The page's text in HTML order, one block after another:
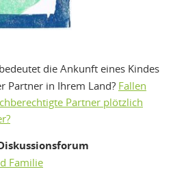
die Ankunft eines Kindes
Partner in Ihrem Land? Fallen
Partner plötzlich
Familie